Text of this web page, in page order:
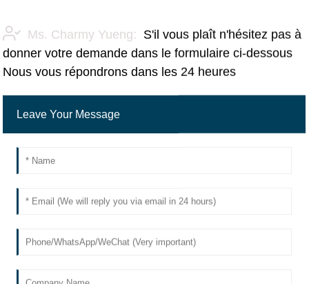
Ms. Charmy Yueng:
S'il vous plaît n'hésitez pas à
donner votre demande dans le formulaire ci-dessous
Nous vous répondrons dans les 24 heures